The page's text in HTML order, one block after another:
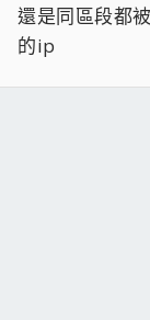
還是同區段都
的ip